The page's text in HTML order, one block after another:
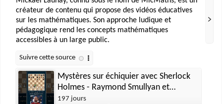
créateur de contenu qui propose des vidéos éducatives
sur les mathématiques. Son approche ludique et
pédagogique rend les concepts mathématiques
accessibles à un large public.
Mystères sur échiquier avec Sherlock
Holmes - Raymond Smullyan et
l'analyse rétrograde
197 jours